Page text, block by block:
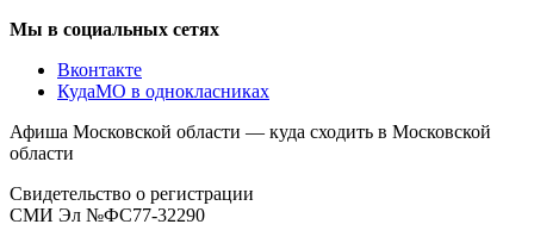
Мы в социальных сетях
Вконтакте
КудаМО в однокласниках
Афиша Московской области — куда сходить в Московской
области
Свидетельство о регистрации
СМИ Эл №ФС77-32290